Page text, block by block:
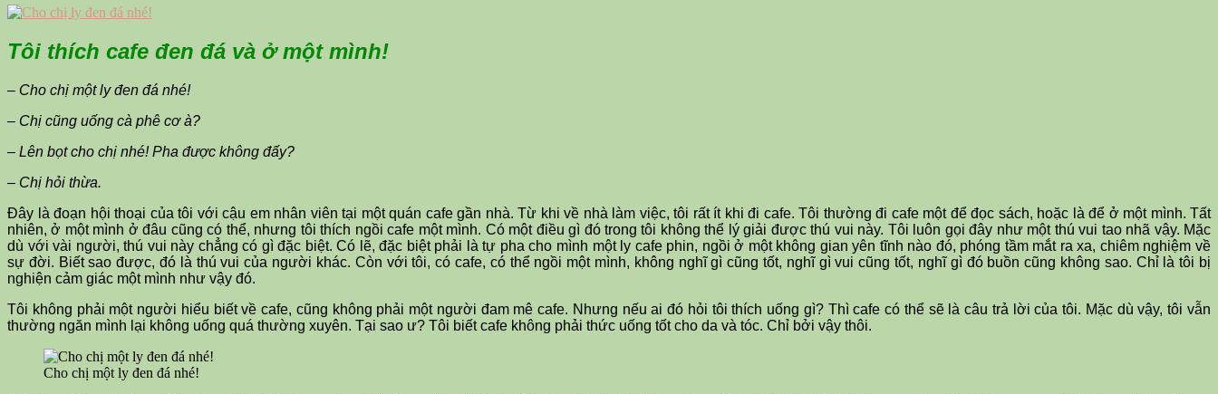
Tôi thích cafe đen đá và ở một mình!
– Cho chị một ly đen đá nhé!
– Chị cũng uống cà phê cơ à?
– Lên bọt cho chị nhé! Pha được không đấy?
– Chị hỏi thừa.
Đây là đoạn hội thoại của tôi với cậu em nhân viên tại một quán cafe gần nhà. Từ khi về nhà làm việc, tôi rất ít khi đi cafe. Tôi thường đi cafe một để đọc sách, hoặc là để ở một mình. Tất
nhiên, ở một mình ở đâu cũng có thể, nhưng tôi thích ngồi cafe một mình. Có một điều gì đó trong tôi không thể lý giải được thú vui này. Tôi luôn gọi đây như một thú vui tao nhã vậy. Mặc
dù với vài người, thú vui này chẳng có gì đặc biệt. Có lẽ, đặc biệt phải là tự pha cho mình một ly cafe phin, ngồi ở một không gian yên tĩnh nào đó, phóng tầm mắt ra xa, chiêm nghiệm về
sự đời. Biết sao được, đó là thú vui của người khác. Còn với tôi, có cafe, có thể ngồi một mình, không nghĩ gì cũng tốt, nghĩ gì vui cũng tốt, nghĩ gì đó buồn cũng không sao. Chỉ là tôi bị
nghiện cảm giác một mình như vậy đó.
Tôi không phải một người hiểu biết về cafe, cũng không phải một người đam mê cafe. Nhưng nếu ai đó hỏi tôi thích uống gì? Thì cafe có thể sẽ là câu trả lời của tôi. Mặc dù vậy, tôi vẫn
thường ngăn mình lại không uống quá thường xuyên. Tại sao ư? Tôi biết cafe không phải thức uống tốt cho da và tóc. Chỉ bởi vậy thôi.
Cho chị một ly đen đá nhé!